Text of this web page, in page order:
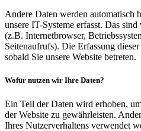
Andere Daten werden automatisch
unsere IT-Systeme erfasst. Das
(z.B. Internetbrowser,
Seitenaufrufs). Die Erfassung
sobald Sie unsere Website betreten.
Wofür nutzen wir Ihre Daten?
Ein Teil der Daten wird erhoben,
der Website zu gewährleisten.
Ihres Nutzerverhaltens verwendet